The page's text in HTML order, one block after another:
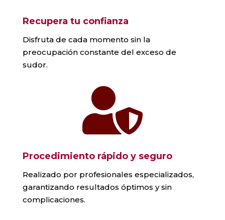
Recupera tu confianza
Disfruta de cada momento sin la
preocupación constante del exceso de
sudor.

Procedimiento rápido y seguro
Realizado por profesionales especializados,
garantizando resultados óptimos y sin
complicaciones.